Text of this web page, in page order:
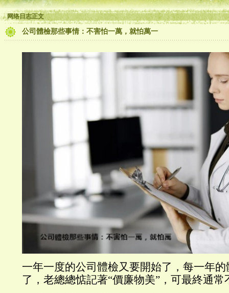
网络日志正文
公司體檢那些事情：不害怕一萬，就怕萬一
一年一度的公司體檢又要開始了，每一年
了，老總總惦記著“價廉物美”，可最終通常